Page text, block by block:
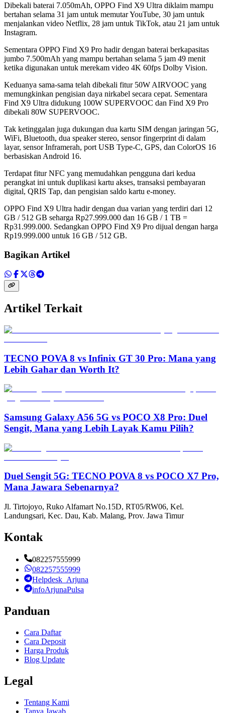
Dibekali baterai 7.050mAh, OPPO Find X9 Ultra diklaim mampu
bertahan selama 31 jam untuk memutar YouTube, 30 jam untuk
menjalankan video Netflix, 28 jam untuk TikTok, atau 21 jam untuk
Instagram.
Sementara OPPO Find X9 Pro hadir dengan baterai berkapasitas
jumbo 7.500mAh yang mampu bertahan selama 5 jam 49 menit
ketika digunakan untuk merekam video 4K 60fps Dolby Vision.
Keduanya sama-sama telah dibekali fitur 50W AIRVOOC yang
memungkinkan pengisian daya nirkabel secara cepat. Sementara
Find X9 Ultra didukung 100W SUPERVOOC dan Find X9 Pro
dibekali 80W SUPERVOOC.
Tak ketinggalan juga dukungan dua kartu SIM dengan jaringan 5G,
WiFi, Bluetooth, dua speaker stereo, sensor fingerprint di dalam
layar, sensor Inframerah, port USB Type-C, GPS, dan ColorOS 16
berbasiskan Android 16.
Terdapat fitur NFC yang memudahkan pengguna dari kedua
perangkat ini untuk duplikasi kartu akses, transaksi pembayaran
digital, QRIS Tap, dan pengisian saldo kartu e-money.
OPPO Find X9 Ultra hadir dengan dua varian yang terdiri dari 12
GB / 512 GB seharga Rp27.999.000 dan 16 GB / 1 TB =
Rp31.999.000. Sedangkan OPPO Find X9 Pro dijual dengan harga
Rp19.999.000 untuk 16 GB / 512 GB.
Bagikan Artikel
Artikel Terkait
TECNO POVA 8 vs Infinix GT 30 Pro: Mana yang
Lebih Gahar dan Worth It?
Samsung Galaxy A56 5G vs POCO X8 Pro: Duel
Sengit, Mana yang Lebih Layak Kamu Pilih?
Duel Sengit 5G: TECNO POVA 8 vs POCO X7 Pro,
Mana Jawara Sebenarnya?
Jl. Tirtojoyo, Ruko Alfamart No.15D, RT05/RW06, Kel.
Landungsari, Kec. Dau, Kab. Malang, Prov. Jawa Timur
Kontak
082257555999
082257555999
Helpdesk_Arjuna
infoArjunaPulsa
Panduan
Cara Daftar
Cara Deposit
Harga Produk
Blog Update
Legal
Tentang Kami
Tanya Jawab